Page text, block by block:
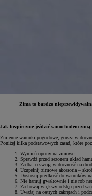
Zima to bardzo
Jak bezpiecznie jeździć samochodem zimą
Zmienne warunki pogodowe, gorsza
Poniżej kilka podstawowych zasad, które
Wymień opony na zimowe.
Sprawdź przed sezonem układ
Zadbaj o swoją widoczność na
Uzupełnij zimowe akcesoria –
Dostosuj prędkość do warunków
Nie hamuj gwałtownie i nie rób
Zachowaj większy odstęp przed
Uważaj na ostrych zakrętach i